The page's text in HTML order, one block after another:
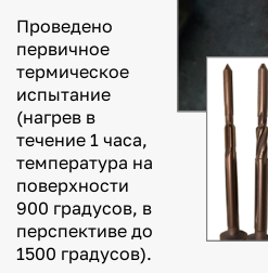
Проведено
первичное
термическое
испытание
(нагрев в
течение 1 часа,
температура на
поверхности
900 градусов, в
перспективе до
1500 градусов).
документов
Пройти опрос о
«Передовые
инженерные
школы» и
программе
«Приоритет 2030»
Личный
кабинет
в
из